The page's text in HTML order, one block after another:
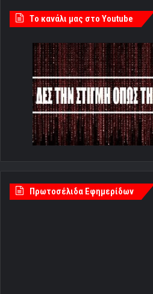
Tο κανάλι μας στο Youtube
Πρωτοσέλιδα Εφημερίδων